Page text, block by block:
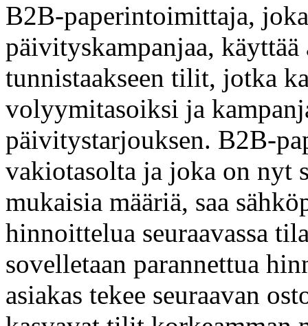
B2B-paperintoimittaja,
päivityskampanjaa, käyttää
tunnistaakseen tilit, jotka
volyymitasoiksi ja
päivitystarjouksen. B2B-
vakiotasolta ja joka on nyt
mukaisia määriä, saa
hinnoittelua seuraavassa
sovelletaan parannettua
asiakas tekee seuraavan